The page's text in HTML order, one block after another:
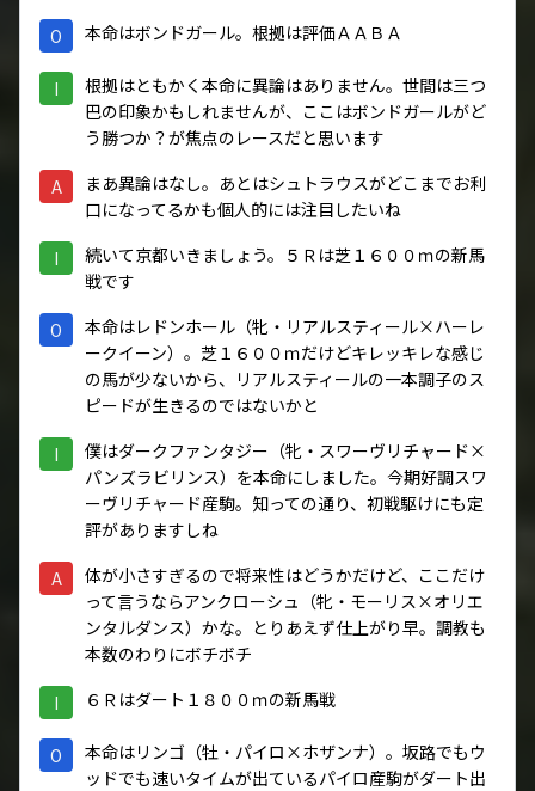
O 本命はボンドガール。根拠は評価ＡＡＢＡ
I
根拠はともかく本命に異論はありません。世間は三つ
巴の印象かもしれませんが、ここはボンドガールがど
う勝つか？が焦点のレースだと思います
A
まあ異論はなし。あとはシュトラウスがどこまでお利
口になってるかも個人的には注目したいね
I
続いて京都いきましょう。５Ｒは芝１６００ｍの新馬
戦です
O
本命はレドンホール（牝・リアルスティール×ハーレ
ークイーン）。芝１６００ｍだけどキレッキレな感じ
の馬が少ないから、リアルスティールの一本調子のス
ピードが生きるのではないかと
I
僕はダークファンタジー（牝・スワーヴリチャード×
パンズラビリンス）を本命にしました。今期好調スワ
ーヴリチャード産駒。知っての通り、初戦駆けにも定
評がありますしね
A
体が小さすぎるので将来性はどうかだけど、ここだけ
って言うならアンクローシュ（牝・モーリス×オリエ
ンタルダンス）かな。とりあえず仕上がり早。調教も
本数のわりにボチボチ
I ６Ｒはダート１８００ｍの新馬戦
O
本命はリンゴ（牡・パイロ×ホザンナ）。坂路でもウ
ッドでも速いタイムが出ているパイロ産駒がダート出